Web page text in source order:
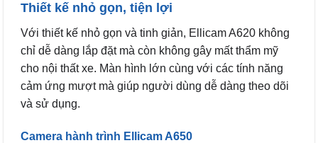
Thiết kế nhỏ gọn, tiện lợi
Với thiết kế nhỏ gọn và tinh giản, Ellicam A620 không
chỉ dễ dàng lắp đặt mà còn không gây mất thẩm mỹ
cho nội thất xe. Màn hình lớn cùng với các tính năng
cảm ứng mượt mà giúp người dùng dễ dàng theo dõi
và sử dụng.
Camera hành trình Ellicam A650